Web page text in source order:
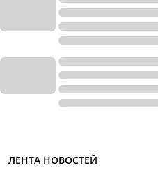
ЛЕНТА НОВОСТЕЙ